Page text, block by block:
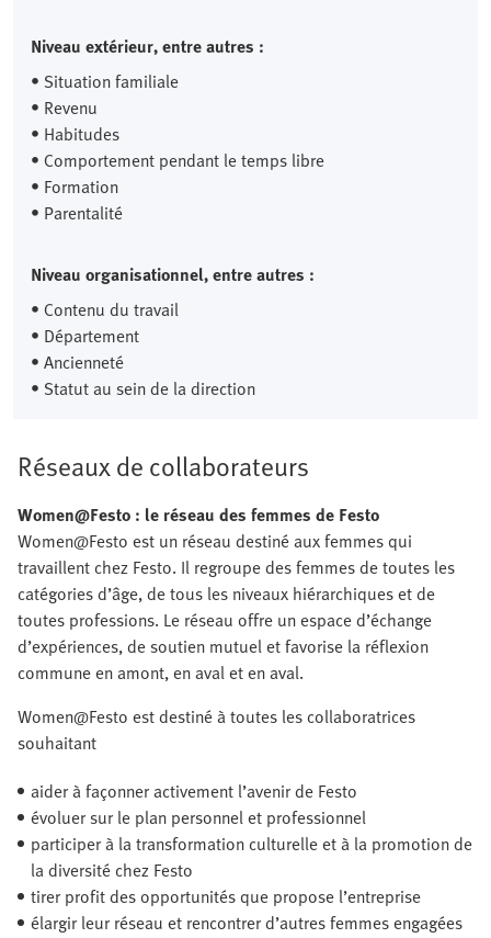
Niveau extérieur, entre autres :
• Situation familiale
• Revenu
• Habitudes
• Comportement pendant le temps libre
• Formation
• Parentalité
Niveau organisationnel, entre autres :
• Contenu du travail
• Département
• Ancienneté
• Statut au sein de la direction
Réseaux de collaborateurs
Women@Festo : le réseau des femmes de Festo
Women@Festo est un réseau destiné aux femmes qui
travaillent chez Festo. Il regroupe des femmes de toutes les
catégories d’âge, de tous les niveaux hiérarchiques et de
toutes professions. Le réseau offre un espace d’échange
d’expériences, de soutien mutuel et favorise la réflexion
commune en amont, en aval et en aval.
Women@Festo est destiné à toutes les collaboratrices
souhaitant
aider à façonner activement l’avenir de Festo
évoluer sur le plan personnel et professionnel
participer à la transformation culturelle et à la promotion de
la diversité chez Festo
tirer profit des opportunités que propose l’entreprise
élargir leur réseau et rencontrer d’autres femmes engagées